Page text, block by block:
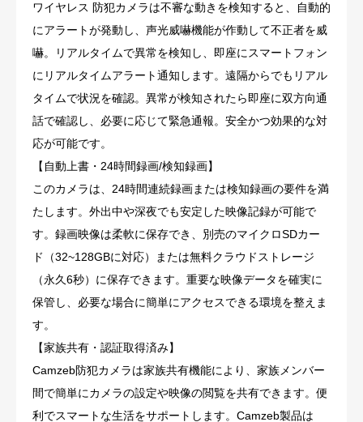
ワイヤレス 防犯カメラは不審な動きを検知すると、自動的
にアラートが発動し、声光威嚇機能が作動して不正者を威
嚇。リアルタイムで異常を検知し、即座にスマートフォン
にリアルタイムアラート通知します。遠隔からでもリアル
タイムで状況を確認。異常が検知されたら即座に双方向通
話で確認し、必要に応じて緊急通報。安全かつ効果的な対
応が可能です。
【自動上書・24時間録画/検知録画】
このカメラは、24時間連続録画または検知録画の要件を満
たします。外出中や深夜でも安定した映像記録が可能で
す。録画映像は柔軟に保存でき、別売のマイクロSDカー
ド（32~128GBに対応）または無料クラウドストレージ
（永久6秒）に保存できます。重要な映像データを確実に
保管し、必要な場合に簡単にアクセスできる環境を整えま
す。
【家族共有・認証取得済み】
Camzeb防犯カメラは家族共有機能により、家族メンバー
間で簡単にカメラの設定や映像の閲覧を共有できます。便
利でスマートな生活をサポートします。Camzeb製品は